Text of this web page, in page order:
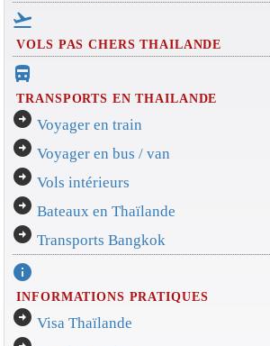
flight_takeoff
VOLS PAS CHERS THAILANDE
directions_bus_filled
TRANSPORTS EN THAILANDE
arrow_circle_right Voyager en train
arrow_circle_right Voyager en bus / van
arrow_circle_right Vols intérieurs
arrow_circle_right Bateaux en Thaïlande
arrow_circle_right Transports Bangkok
info
INFORMATIONS PRATIQUES
arrow_circle_right Visa Thaïlande